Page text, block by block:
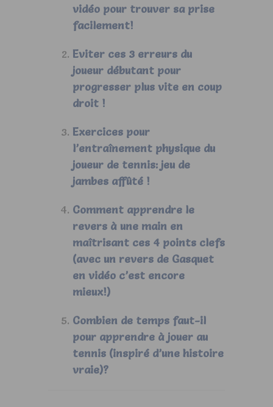
vidéo pour trouver sa prise
facilement!
Eviter ces 3 erreurs du
joueur débutant pour
progresser plus vite en coup
droit !
Exercices pour
l’entraînement physique du
joueur de tennis: jeu de
jambes affûté !
Comment apprendre le
revers à une main en
maîtrisant ces 4 points clefs
(avec un revers de Gasquet
en vidéo c’est encore
mieux!)
Combien de temps faut-il
pour apprendre à jouer au
tennis (inspiré d’une histoire
vraie)?